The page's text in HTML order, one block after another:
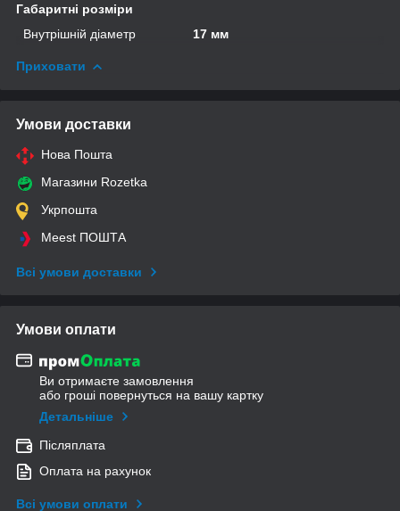
Габаритні розміри
Внутрішній діаметр
17 мм
Приховати
Умови доставки
Нова Пошта
Магазини Rozetka
Укрпошта
Meest ПОШТА
Всі умови доставки
Умови оплати
Ви отримаєте замовлення
або гроші повернуться на вашу картку
Детальніше
Післяплата
Оплата на рахунок
Всі умови оплати